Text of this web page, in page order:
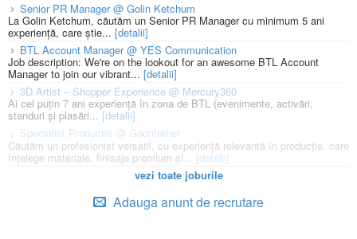
Senior PR Manager @ Golin Ketchum
La Golin Ketchum, căutăm un Senior PR Manager cu minimum 5 ani
experiență, care știe... [detalii]
BTL Account Manager @ YES Communication
Job description: We're on the lookout for an awesome BTL Account
Manager to join our vibrant... [detalii]
3D Artist – Shopper Experience @ Mercury360
Ai cel puțin 7 ani experiență în zona de BTL (evenimente, activări,
standuri și plasări... [detalii]
Specialist Productie @ Godmother
Căutăm un profesionist versatil, cu experiență relevantă în producție, care
înțelege materiale, finisaje premium și... [detalii]
vezi toate joburile
Adauga anunt de recrutare